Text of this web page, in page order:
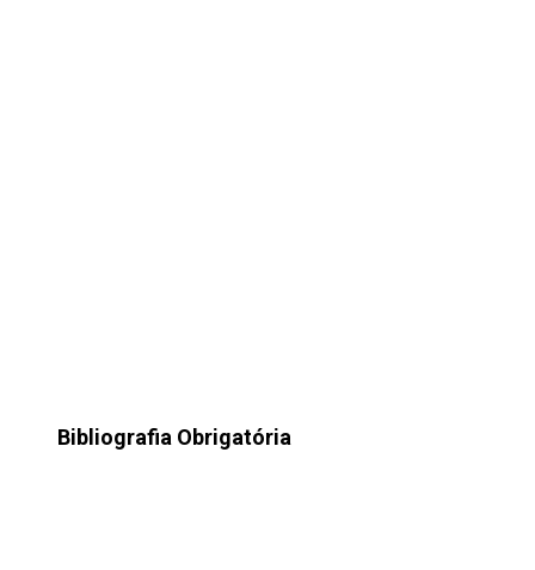
Bibliografia Obrigatória